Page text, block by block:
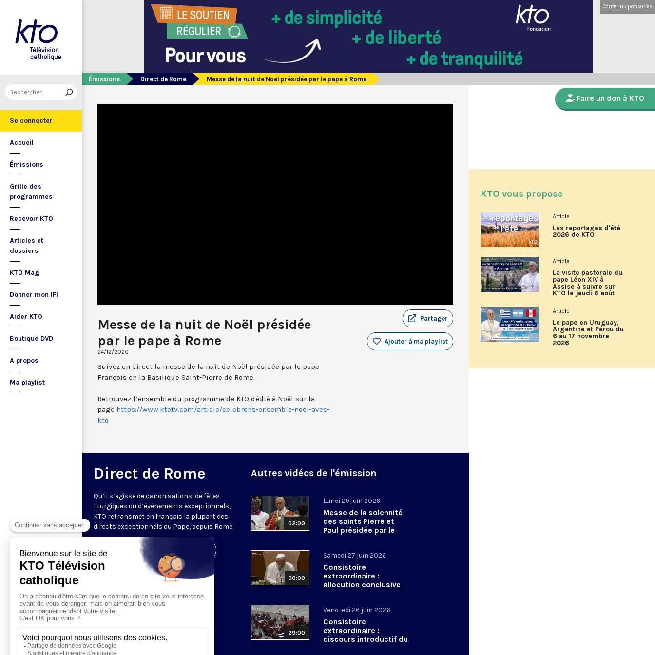
Se connecter
Accueil
Émissions
Grille des
programmes
Recevoir KTO
Articles et
dossiers
KTO Mag
Donner mon IFI
Aider KTO
Boutique DVD
A propos
Ma playlist
Contenu sponsorisé
Émissions Direct de Rome Messe de la nuit de Noël présidée par le pape à Rome
Messe de la nuit de Noël présidée
par le pape à Rome
24/12/2020
Partager
Ajouter à ma playlist
Suivez en direct la messe de la nuit de Noël présidée par le pape
François en la Basilique Saint-Pierre de Rome.
Retrouvez l’ensemble du programme de KTO dédié à Noël sur la
page https://www.ktotv.com/article/celebrons-ensemble-noel-avec-
kto
Direct de Rome
Qu’il s’agisse de canonisations, de fêtes
liturgiques ou d’événements exceptionnels,
KTO retransmet en français la plupart des
directs exceptionnels du Pape, depuis Rome.
Visiter la page de l'émission
Autres vidéos de l'émission
02:00
Lundi 29 juin 2026
Messe de la solennité
des saints Pierre et
Paul présidée par le
pape Léon XIV - 29 juin
30:00
Samedi 27 juin 2026
Consistoire
extraordinaire :
allocution conclusive
du pape Léon XIV et Te
29:00
Vendredi 26 juin 2026
Consistoire
extraordinaire :
discours introductif du
pape Léon XIV - 26 juin
Faire un don à KTO
KTO vous propose
Article
Les reportages d'été
2026 de KTO
Article
La visite pastorale du
pape Léon XIV à
Assise à suivre sur
KTO le jeudi 6 août
Article
Le pape en Uruguay,
Argentine et Pérou du
6 au 17 novembre
2026